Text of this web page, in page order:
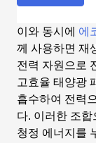
이와 동시에 에
께 사용하면 재
전력 자원으로
고효율 태양광
흡수하여 전력
다. 이러한 조
청정 에너지를